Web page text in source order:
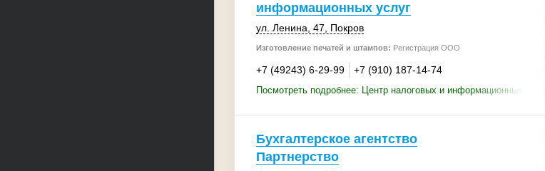
информационных услуг
ул. Ленина, 47 Покров
Изготовление печатей и штампов: Регистрация ООО
+7 (49243) 6-29-99 +7 (910) 187-14-74
Посмотреть подробнее: Центр налоговых и информационных услуг
Бухгалтерское агентство
Партнерство